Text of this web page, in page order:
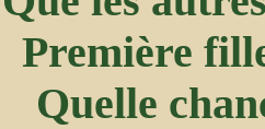
Première
Quelle